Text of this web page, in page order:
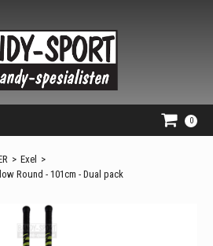
0
> Exel >
Round - 101cm - Dual pack